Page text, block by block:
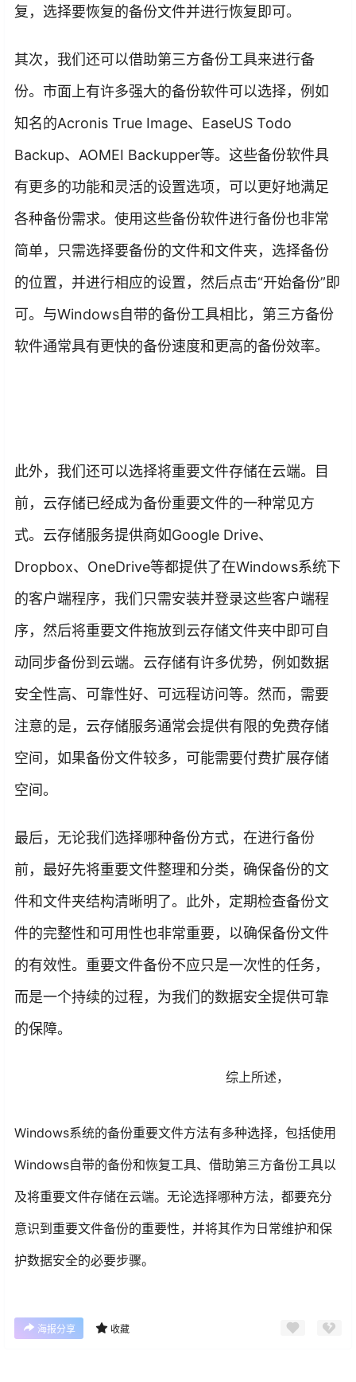
复，选择要恢复的备份文件并进行恢复即可。
其次，我们还可以借助第三方备份工具来进行备
份。市面上有许多强大的备份软件可以选择，例如
知名的Acronis True Image、EaseUS Todo
Backup、AOMEI Backupper等。这些备份软件具
有更多的功能和灵活的设置选项，可以更好地满足
各种备份需求。使用这些备份软件进行备份也非常
简单，只需选择要备份的文件和文件夹，选择备份
的位置，并进行相应的设置，然后点击“开始备份”即
可。与Windows自带的备份工具相比，第三方备份
软件通常具有更快的备份速度和更高的备份效率。
此外，我们还可以选择将重要文件存储在云端。目
前，云存储已经成为备份重要文件的一种常见方
式。云存储服务提供商如Google Drive、
Dropbox、OneDrive等都提供了在Windows系统下
的客户端程序，我们只需安装并登录这些客户端程
序，然后将重要文件拖放到云存储文件夹中即可自
动同步备份到云端。云存储有许多优势，例如数据
安全性高、可靠性好、可远程访问等。然而，需要
注意的是，云存储服务通常会提供有限的免费存储
空间，如果备份文件较多，可能需要付费扩展存储
空间。
最后，无论我们选择哪种备份方式，在进行备份
前，最好先将重要文件整理和分类，确保备份的文
件和文件夹结构清晰明了。此外，定期检查备份文
件的完整性和可用性也非常重要，以确保备份文件
的有效性。重要文件备份不应只是一次性的任务，
而是一个持续的过程，为我们的数据安全提供可靠
的保障。
综上所述，
Windows系统的备份重要文件方法有多种选择，包括使用
Windows自带的备份和恢复工具、借助第三方备份工具以
及将重要文件存储在云端。无论选择哪种方法，都要充分
意识到重要文件备份的重要性，并将其作为日常维护和保
护数据安全的必要步骤。
海报分享 收藏